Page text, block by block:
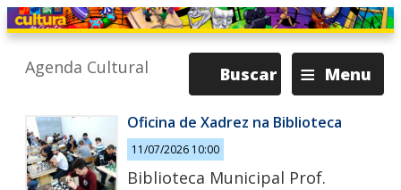
≡ Menu
Buscar
Agenda Cultural
Oficina de Xadrez na Biblioteca
11/07/2026 10:00
Biblioteca Municipal Prof.